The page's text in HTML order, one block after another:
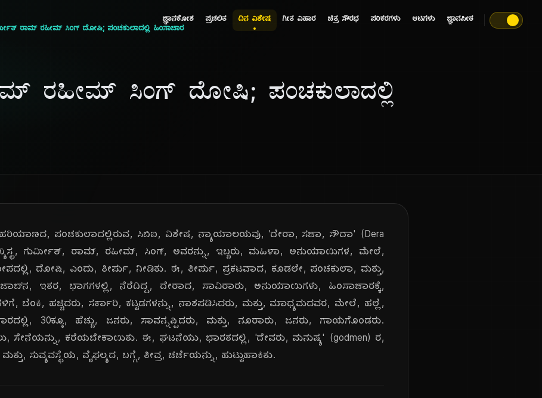
ಜ್ಞಾನಕೋಶ ಪ್ರಚಲಿತ ದಿನ ವಿಶೇಷ ಗೀತ ವಿಹಾರ ಚಿತ್ರ ಸೌರಭ ಪರಿಕರಗಳು ಆಟಗಳು ಜ್ಞಾನಪೀಠ
ರಾಮ್ ರಹೀಮ್ ಸಿಂಗ್ ದೋಷಿ; ಪಂಚಕುಲಾದಲ್ಲಿ ಹಿಂಸಾಚಾರ
ರಹೀಮ್ ಸಿಂಗ್ ದೋಷಿ; ಪಂಚಕುಲಾದಲ್ಲಿ
ಹರಿಯಾಣದ, ಪಂಚಕುಲಾದಲ್ಲಿರುವ, ಸಿಬಿಐ, ವಿಶೇಷ, ನ್ಯಾಯಾಲಯವು, 'ದೇರಾ, ಸಚಾ, ಸೌದಾ' (Dera
ಗುರ್ಮೀತ್, ರಾಮ್, ರಹೀಮ್, ಸಿಂಗ್, ಅವರನ್ನು, ಇಬ್ಬರು, ಮಹಿಳಾ, ಅನುಯಾಯಿಗಳ, ಮೇಲೆ,
ದೋಷಿ, ಎಂದು, ತೀರ್ಪು, ನೀಡಿತು. ಈ, ತೀರ್ಪು, ಪ್ರಕಟವಾದ, ಕೂಡಲೇ, ಪಂಚಕುಲಾ, ಮತ್ತು,
ಇತರ, ಭಾಗಗಳಲ್ಲಿ, ನೆರೆದಿದ್ದ, ದೇರಾದ, ಸಾವಿರಾರು, ಅನುಯಾಯಿಗಳು, ಹಿಂಸಾಚಾರಕ್ಕೆ,
ಬೆಂಕಿ, ಹಚ್ಚಿದರು, ಸರ್ಕಾರಿ, ಕಟ್ಟಡಗಳನ್ನು, ನಾಶಪಡಿಸಿದರು, ಮತ್ತು, ಮಾಧ್ಯಮದವರ, ಮೇಲೆ, ಹಲ್ಲೆ,
30ಕ್ಕೂ, ಹೆಚ್ಚು, ಜನರು, ಸಾವನ್ನಪ್ಪಿದರು, ಮತ್ತು, ನೂರಾರು, ಜನರು, ಗಾಯಗೊಂಡರು.
ಸೇನೆಯನ್ನು, ಕರೆಯಬೇಕಾಯಿತು. ಈ, ಘಟನೆಯು, ಭಾರತದಲ್ಲಿ, 'ದೇವರು, ಮನುಷ್ಯ' (godmen) ರ,
ಸುವ್ಯವಸ್ಥೆಯ, ವೈಫಲ್ಯದ, ಬಗ್ಗೆ, ತೀವ್ರ, ಚರ್ಚೆಯನ್ನು, ಹುಟ್ಟುಹಾಕಿತು.